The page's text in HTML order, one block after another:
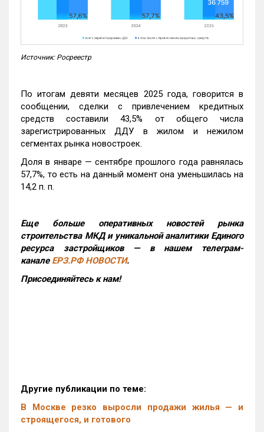
Источник: Росреестр
По итогам девяти месяцев 2025 года, говорится в
сообщении, сделки с привлечением кредитных
средств составили 43,5% от общего числа
зарегистрированных ДДУ в жилом и нежилом
сегментах рынка новостроек.
Доля в январе — сентябре прошлого года равнялась
57,7%, то есть на данный момент она уменьшилась на
14,2 п. п.
Еще больше оперативных новостей рынка
строительства МКД и уникальной аналитики Единого
ресурса застройщиков — в нашем телеграм-
канале ЕРЗ.РФ НОВОСТИ.
Присоединяйтесь к нам!
Другие публикации по теме:
В Москве резко выросли продажи жилья — и
строящегося, и готового